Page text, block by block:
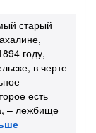
старый
году,
в черте
есть
– лежбище